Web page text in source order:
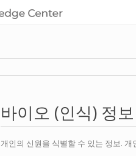
바이오 (인식) 정보
개인의 신원을 식별할 수 있는 정보.